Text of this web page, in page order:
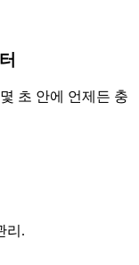
초 안에 언제든 충
리.